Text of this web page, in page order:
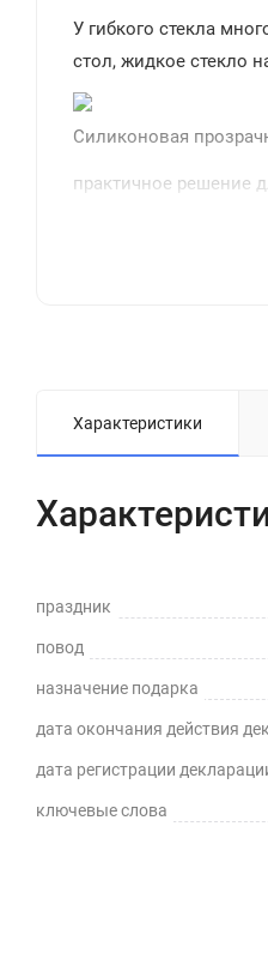
У гибкого стекла
стол, жидкое стекло
Силиконовая
практичное решение
Прозрачная и Гибкая
Звукопоглощение
Безопасно
Для людей и
Характеристики
праздник
повод
назначение подарка
дата окончания действия
дата регистрации
ключевые слова